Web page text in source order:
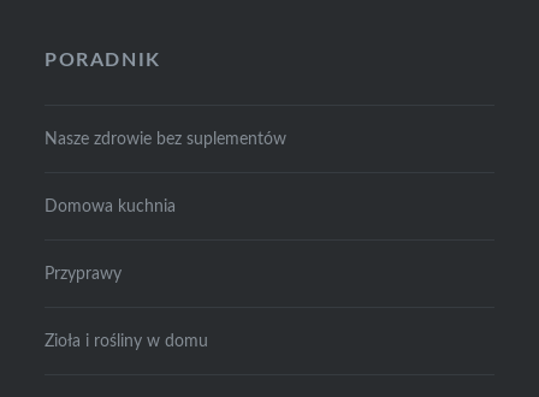
PORADNIK
Nasze zdrowie bez suplementów
Domowa kuchnia
Przyprawy
Zioła i rośliny w domu